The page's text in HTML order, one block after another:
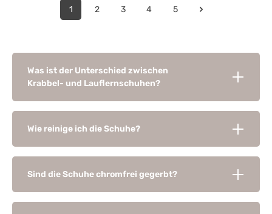
1 2 3 4 5
Was ist der Unterschied zwischen
Krabbel- und Lauflernschuhen?
Wie reinige ich die Schuhe?
Sind die Schuhe chromfrei gegerbt?